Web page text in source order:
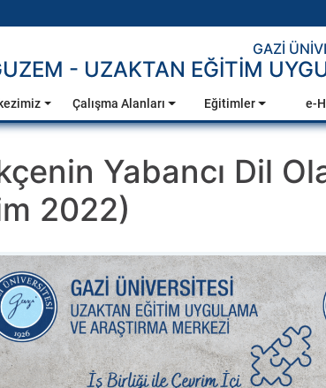
GAZİ
- UZAKTAN EĞİTİM
Çalışma Alanları Eğitimler e-
Yabancı Dil
2022)